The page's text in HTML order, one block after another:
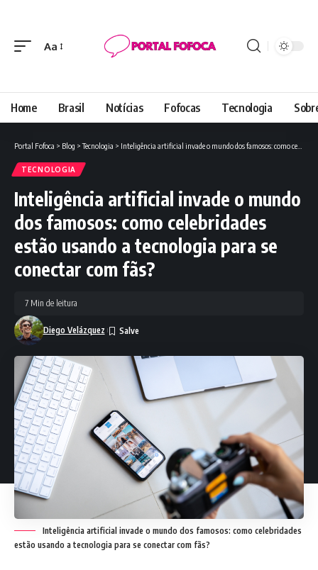
Font
Aa
Home Brasil Notícias Fofocas Tecnologia
Portal Fofoca > Blog >Tecnologia > Inteligência artificial invade o mundo dos famosos: como celebridades estão usando a tecnologia para se conectar com fãs?
TECNOLOGIA
Inteligência artificial invade o mundo
dos famosos: como celebridades
estão usando a tecnologia para se
conectar com fãs?
Diego Velázquez
7 Min de leitura
Inteligência artificial invade o mundo dos famosos: como celebridades
estão usando a tecnologia para se conectar com fãs?